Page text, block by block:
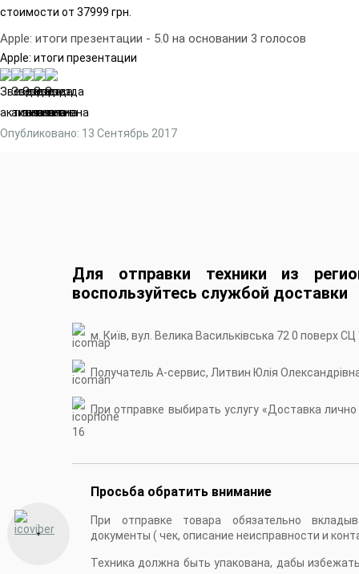
стоимости от 37999 грн.
Apple: итоги презентации - 5.0 на основании 3 голосов
Apple: итоги презентации
Опубликовано: 13 Сентябрь 2017
Для отправки техники из
воспользуйтесь службой доставки
м. Київ, вул. Велика Васильківська 72 0 поверх
Получатель А-сервис, Литвин Юлія
При отправке выбирать услугу «Доставка
16
Просьба обратить внимание
При отправке товара обязательно
документы ( чек, описание неисправности и
Техника должна быть упакована, дабы